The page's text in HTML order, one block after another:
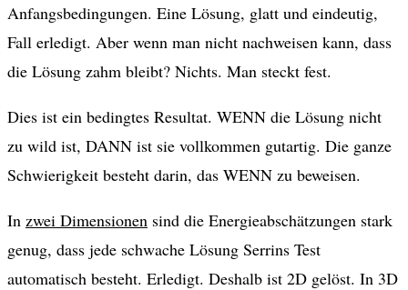
Anfangsbedingungen. Eine Lösung, glatt und eindeutig,
Fall erledigt. Aber wenn man nicht nachweisen kann, dass
die Lösung zahm bleibt? Nichts. Man steckt fest.
Dies ist ein bedingtes Resultat. WENN die Lösung nicht
zu wild ist, DANN ist sie vollkommen gutartig. Die ganze
Schwierigkeit besteht darin, das WENN zu beweisen.
In zwei Dimensionen sind die Energieabschätzungen stark
genug, dass jede schwache Lösung Serrins Test
automatisch besteht. Erledigt. Deshalb ist 2D gelöst. In 3D